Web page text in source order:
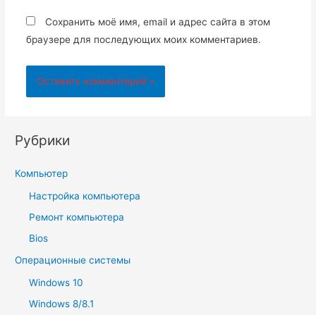
Сохранить моё имя, email и адрес сайта в этом
браузере для последующих моих комментариев.
Рубрики
Компьютер
Настройка компьютера
Ремонт компьютера
Bios
Операционные системы
Windows 10
Windows 8/8.1